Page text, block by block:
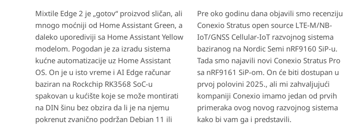
8.0
Mixtile Edge 2 je „gotov“ proizvod sličan, ali
mnogo moćniji od Home Assistant Green, a
daleko uporediviji sa Home Assistant Yellow
modelom. Pogodan je za izradu sistema
kućne automatizacije uz Home Assistant
OS. On je u isto vreme i AI Edge računar
baziran na Rockchip RK3568 SoC-u
spakovan u kućište koje se može montirati
na DIN šinu bez obzira da li je na njemu
pokrenut zvanično podržan Debian 11 ili
8.8
Pre oko godinu dana objavili smo recenziju
Conexio Stratus open source LTE-M/NB-
IoT/GNSS Cellular-IoT razvojnog sistema
baziranog na Nordic Semi nRF9160 SiP-u.
Tada smo najavili novi Conexio Stratus Pro
sa nRF9161 SiP-om. On će biti dostupan u
prvoj polovini 2025., ali mi zahvaljujući
kompaniji Conexio imamo jedan od prvih
primeraka ovog novog razvojnog sistema
kako bi vam ga i predstavili.